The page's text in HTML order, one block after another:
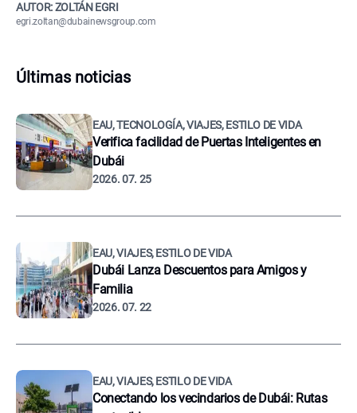
AUTOR: ZOLTÁN EGRI
egri.zoltan@dubainewsgroup.com
Últimas noticias
EAU, TECNOLOGÍA, VIAJES, ESTILO DE VIDA
Verifica facilidad de Puertas Inteligentes en
Dubái
2026. 07. 25
EAU, VIAJES, ESTILO DE VIDA
Dubái Lanza Descuentos para Amigos y
Familia
2026. 07. 22
EAU, VIAJES, ESTILO DE VIDA
Conectando los vecindarios de Dubái: Rutas